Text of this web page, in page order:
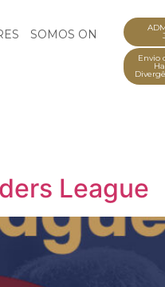
SOMOS ON
Envio
League